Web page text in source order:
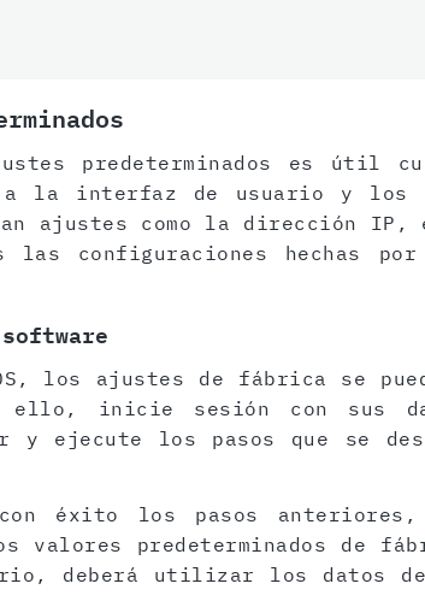
predeterminados es útil
a la interfaz de usuario y los
ajustes como la dirección IP,
las configuraciones hechas
los ajustes de fábrica se
ello, inicie sesión con sus
y ejecute los pasos que se
con éxito los pasos
valores predeterminados de
deberá utilizar los datos